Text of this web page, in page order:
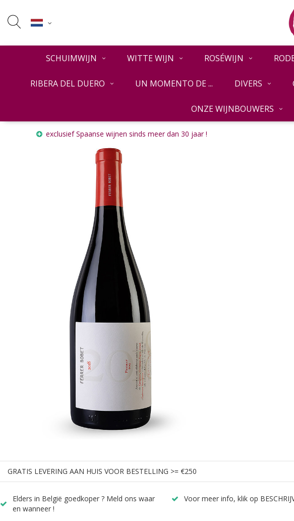
SCHUIMWIJN WITTE WIJN ROSÉWIJN
RIBERA DEL DUERO UN MOMENTO DE ... DIVERS
ONZE WIJNBOUWERS
exclusief Spaanse wijnen sinds meer dan 30 jaar !
GRATIS LEVERING AAN HUIS VOOR BESTELLING >= €250
Elders in België goedkoper ? Meld ons waar
en wanneer !
Voor meer info, klik op